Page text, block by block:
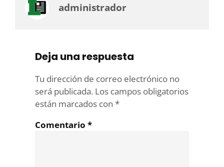
administrador
Deja una respuesta
Tu dirección de correo electrónico no
será publicada. Los campos obligatorios
están marcados con *
Comentario *